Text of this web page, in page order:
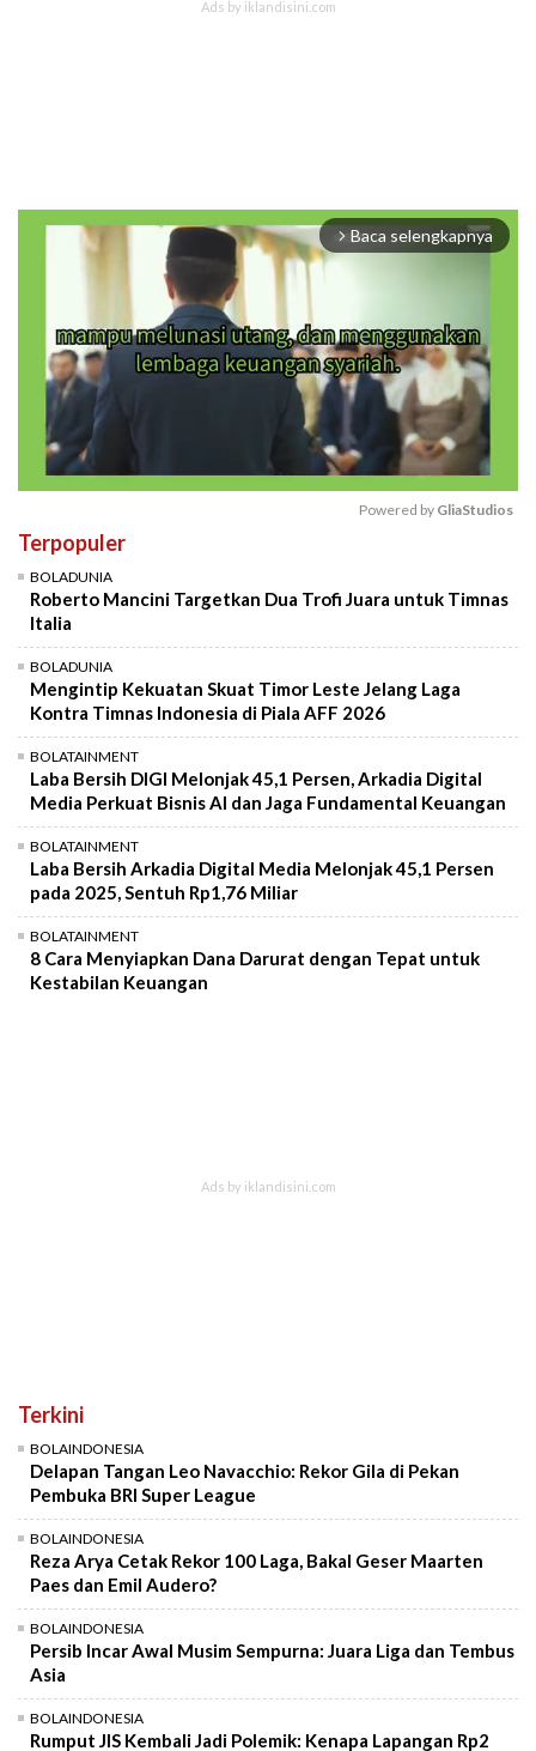
arrow_forward_ios Baca selengkapnya
Powered by GliaStudios
Terpopuler
BOLADUNIA
Roberto Mancini Targetkan Dua Trofi Juara untuk Timnas
Italia
BOLADUNIA
Mengintip Kekuatan Skuat Timor Leste Jelang Laga
Kontra Timnas Indonesia di Piala AFF 2026
BOLATAINMENT
Laba Bersih DIGI Melonjak 45,1 Persen, Arkadia Digital
Media Perkuat Bisnis AI dan Jaga Fundamental Keuangan
BOLATAINMENT
Laba Bersih Arkadia Digital Media Melonjak 45,1 Persen
pada 2025, Sentuh Rp1,76 Miliar
BOLATAINMENT
8 Cara Menyiapkan Dana Darurat dengan Tepat untuk
Kestabilan Keuangan
Terkini
BOLAINDONESIA
Delapan Tangan Leo Navacchio: Rekor Gila di Pekan
Pembuka BRI Super League
BOLAINDONESIA
Reza Arya Cetak Rekor 100 Laga, Bakal Geser Maarten
Paes dan Emil Audero?
BOLAINDONESIA
Persib Incar Awal Musim Sempurna: Juara Liga dan Tembus
Asia
BOLAINDONESIA
Rumput JIS Kembali Jadi Polemik: Kenapa Lapangan Rp2